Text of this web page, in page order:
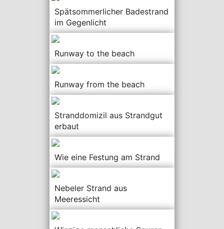
Spätsommerlicher Badestrand
im Gegenlicht
Runway to the beach
Runway from the beach
Stranddomizil aus Strandgut
erbaut
Wie eine Festung am Strand
Nebeler Strand aus
Meeressicht